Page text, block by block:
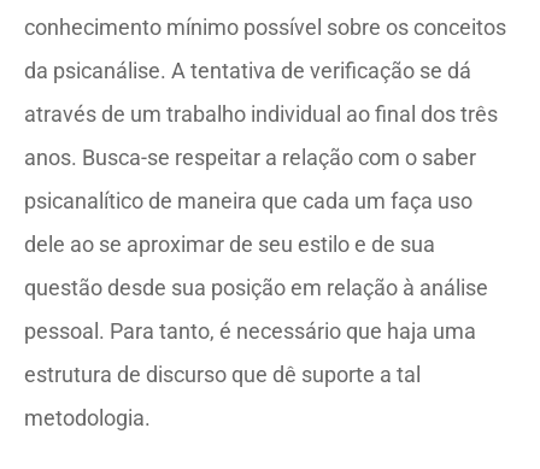
conhecimento mínimo possível sobre os conceitos
da psicanálise. A tentativa de verificação se dá
através de um trabalho individual ao final dos três
anos. Busca-se respeitar a relação com o saber
psicanalítico de maneira que cada um faça uso
dele ao se aproximar de seu estilo e de sua
questão desde sua posição em relação à análise
pessoal. Para tanto, é necessário que haja uma
estrutura de discurso que dê suporte a tal
metodologia.